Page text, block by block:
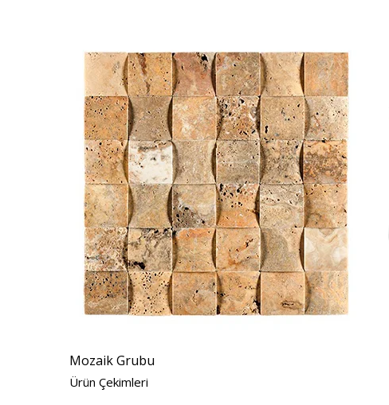
Mozaik Grubu
Ürün Çekimleri